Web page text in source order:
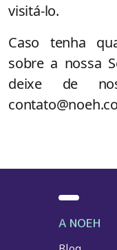
visitá-lo.
Caso tenha
sobre a nossa
deixe de
A NOEH